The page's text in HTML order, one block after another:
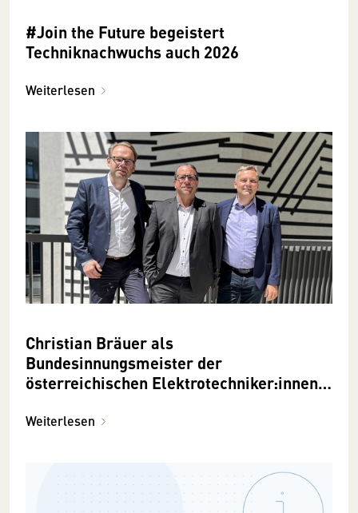
#Join the Future begeistert
Techniknachwuchs auch 2026
Weiterlesen
Christian Bräuer als
Bundesinnungsmeister der
österreichischen Elektrotechniker:innen
Weiterlesen